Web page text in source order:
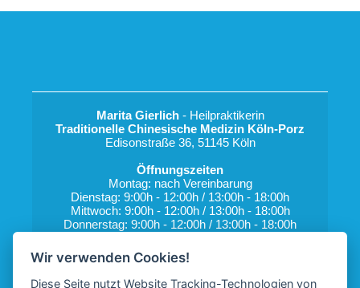
Marita Gierlich - Heilpraktikerin
Traditionelle Chinesische Medizin Köln-Porz
Edisonstraße 36, 51145 Köln
Öffnungszeiten
Montag: nach Vereinbarung
Dienstag: 9:00h - 12:00h / 13:00h - 18:00h
Mittwoch: 9:00h - 12:00h / 13:00h - 18:00h
Donnerstag: 9:00h - 12:00h / 13:00h - 18:00h
Telefon: 02203 - 1835915
E-Mail: marita.gierlich@netcologne.de
Wir verwenden Cookies!
Diese Seite nutzt Website Tracking-Technologien von